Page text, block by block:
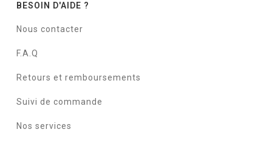
BESOIN D'AIDE ?
Nous contacter
F.A.Q
Retours et remboursements
Suivi de commande
Nos services